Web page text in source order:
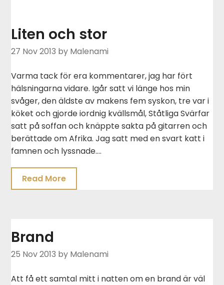
Liten och stor
27 Nov 2013 by Malenami
Varma tack för era kommentarer, jag har fört
hälsningarna vidare. Igår satt vi länge hos min
svåger, den äldste av makens fem syskon, tre var i
köket och gjorde iordnig kvällsmål, Ståtliga Svärfar
satt på soffan och knäppte sakta på gitarren och
berättade om Afrika. Jag satt med en svart katt i
famnen och lyssnade….
Read More
Brand
25 Nov 2013 by Malenami
Att få ett samtal mitt i natten om en brand är väl